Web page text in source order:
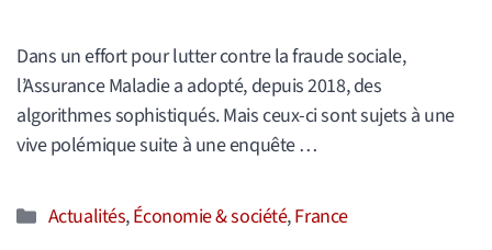
Dans un effort pour lutter contre la fraude sociale,
l’Assurance Maladie a adopté, depuis 2018, des
algorithmes sophistiqués. Mais ceux-ci sont sujets à une
vive polémique suite à une enquête …
Catégories
Actualités,Économie & société,France